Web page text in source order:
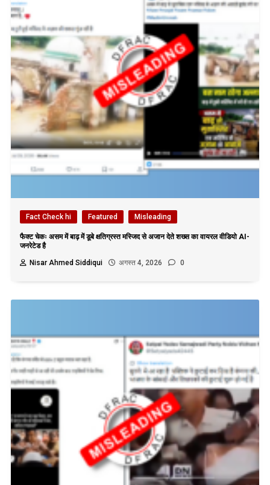
Fact Check hi Featured Misleading
फैक्ट चेकः असम में बाढ़ में डूबे क्षतिग्रस्त मस्जिद से अजान देते शख्स का वायरल वीडियो AI-
जनरेटेड है
Nisar Ahmed Siddiqui
अगस्त 4, 2026 0